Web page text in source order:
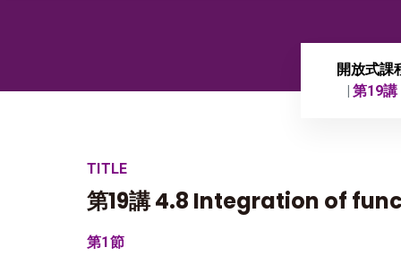
開放式課
第19
TITLE
第19講 4.8 Integration of
第1節